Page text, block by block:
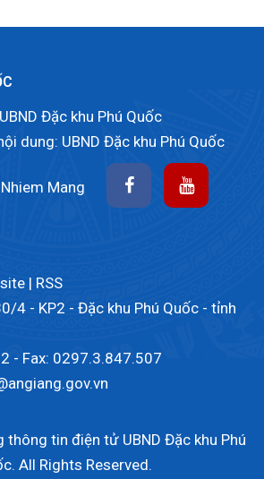
Đặc khu Phú Quốc
dung: UBND Đặc khu Phú Quốc
| RSS
4 - KP2 - Đặc khu Phú Quốc - tỉnh
- Fax: 0297.3.847.507
tin điện tử UBND Đặc khu Phú
All Rights Reserved.